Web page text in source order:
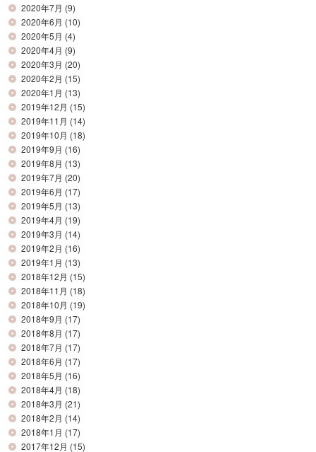
2020年7月 (9)
2020年6月 (10)
2020年5月 (4)
2020年4月 (9)
2020年3月 (20)
2020年2月 (15)
2020年1月 (13)
2019年12月 (15)
2019年11月 (14)
2019年10月 (18)
2019年9月 (16)
2019年8月 (13)
2019年7月 (20)
2019年6月 (17)
2019年5月 (13)
2019年4月 (19)
2019年3月 (14)
2019年2月 (16)
2019年1月 (13)
2018年12月 (15)
2018年11月 (18)
2018年10月 (19)
2018年9月 (17)
2018年8月 (17)
2018年7月 (17)
2018年6月 (17)
2018年5月 (16)
2018年4月 (18)
2018年3月 (21)
2018年2月 (14)
2018年1月 (17)
2017年12月 (15)